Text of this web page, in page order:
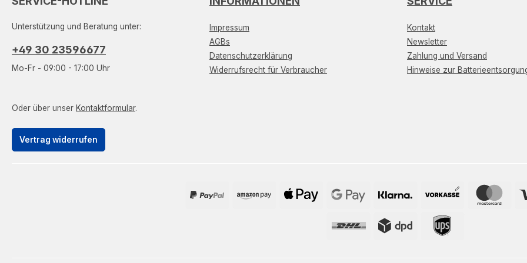
Unterstützung und Beratung unter:
+49 30 23596677
Mo-Fr - 09:00 - 17:00 Uhr
Oder über unser Kontaktformular.
Vertrag widerrufen
Impressum
AGBs
Datenschutzerklärung
Widerrufsrecht für Verbraucher
Kontakt
Newsletter
Zahlung und Versand
Hinweise zur